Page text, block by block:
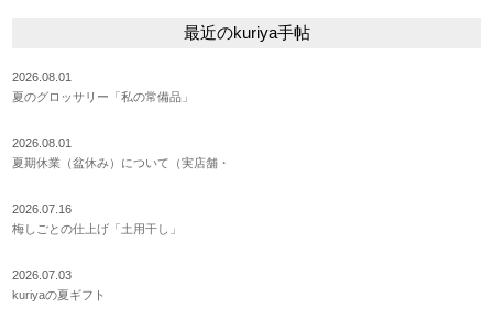
最近のkuriya手帖
2026.08.01
夏のグロッサリー「私の常備品」
2026.08.01
夏期休業（盆休み）について（実店舗・
2026.07.16
梅しごとの仕上げ「土用干し」
2026.07.03
kuriyaの夏ギフト